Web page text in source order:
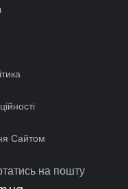
Сайтом
на пошту